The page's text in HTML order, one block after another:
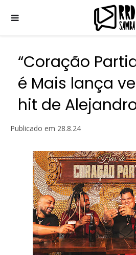
“Coração
é Mais lança
hit de
Publicado em 28.8.24